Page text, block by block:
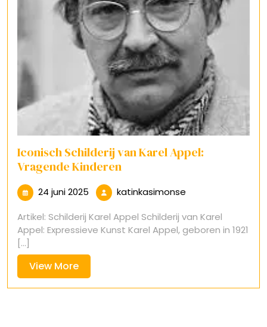
Iconisch Schilderij van Karel Appel:
Vragende Kinderen
24 juni 2025 24
juni
2025
katinkasimonse
Artikel: Schilderij Karel Appel Schilderij van Karel
Appel: Expressieve Kunst Karel Appel, geboren in 1921
[...]
View MoreView
More